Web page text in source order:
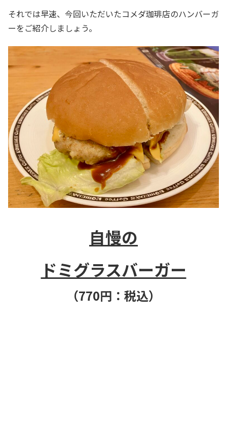
それでは早速、今回いただいたコメダ珈琲店のハンバーガ
ーをご紹介しましょう。
自慢の
ドミグラスバーガー
（770円：税込）